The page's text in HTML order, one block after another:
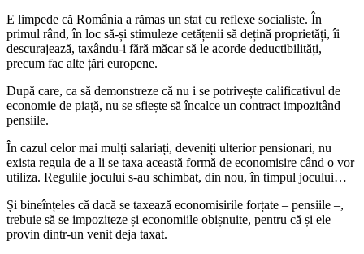
E limpede că România a rămas un stat cu reflexe socialiste. În
primul rând, în loc să-și stimuleze cetățenii să dețină proprietăți, îi
descurajează, taxându-i fără măcar să le acorde deductibilități,
precum fac alte țări europene.
După care, ca să demonstreze că nu i se potrivește calificativul de
economie de piață, nu se sfiește să încalce un contract impozitând
pensiile.
În cazul celor mai mulți salariați, deveniți ulterior pensionari, nu
exista regula de a li se taxa această formă de economisire când o vor
utiliza. Regulile jocului s-au schimbat, din nou, în timpul jocului…
Și bineînțeles că dacă se taxează economisirile forțate – pensiile –,
trebuie să se impoziteze și economiile obișnuite, pentru că și ele
provin dintr-un venit deja taxat.